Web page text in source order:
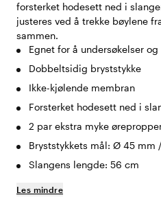
forsterket hodesett ned i
justeres ved å trekke bøylene
sammen.
Egnet for å undersøkelser
Dobbeltsidig bryststykke
Ikke-kjølende membran
Forsterket hodesett ned i
2 par ekstra myke
Bryststykkets mål: Ø 45 mm
Slangens lengde: 56 cm
Les mindre